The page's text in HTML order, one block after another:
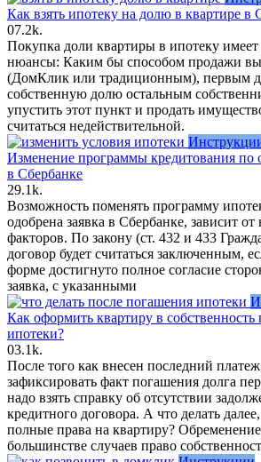
Как взять ипотеку на долю в квартире в
07.2k.
Покупка доли квартиры в ипотеку
нюансы: Каким бы способом продажи вы
(ДомКлик или традиционным), первым
собственную долю остальным
упустить этот пункт и продать
считаться недействительной.
Изменение программы кредитования по
в Сбербанке
29.1k.
Возможность поменять программу
одобрена заявка в Сбербанке, зависит от
факторов. По закону (ст. 432 и 433
договор будет считаться заключенным,
форме достигнуто полное согласие
заявка, с указанными
Как оформить квартиру в
ипотеки?
03.1k.
После того как внесен последний
зафиксировать факт погашения долга
надо взять справку об отсутствии
кредитного договора. А что делать
полные права на квартиру?
большинстве случаев право